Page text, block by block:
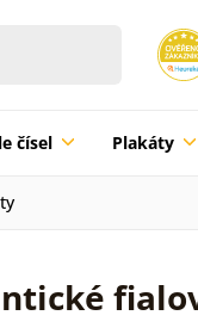
čísel Plakáty